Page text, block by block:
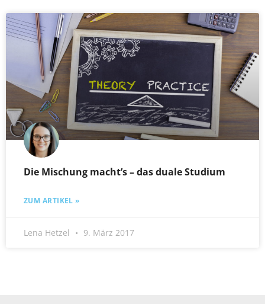
Die Mischung macht’s – das duale Studium
ZUM ARTIKEL »
Lena Hetzel 9. März 2017